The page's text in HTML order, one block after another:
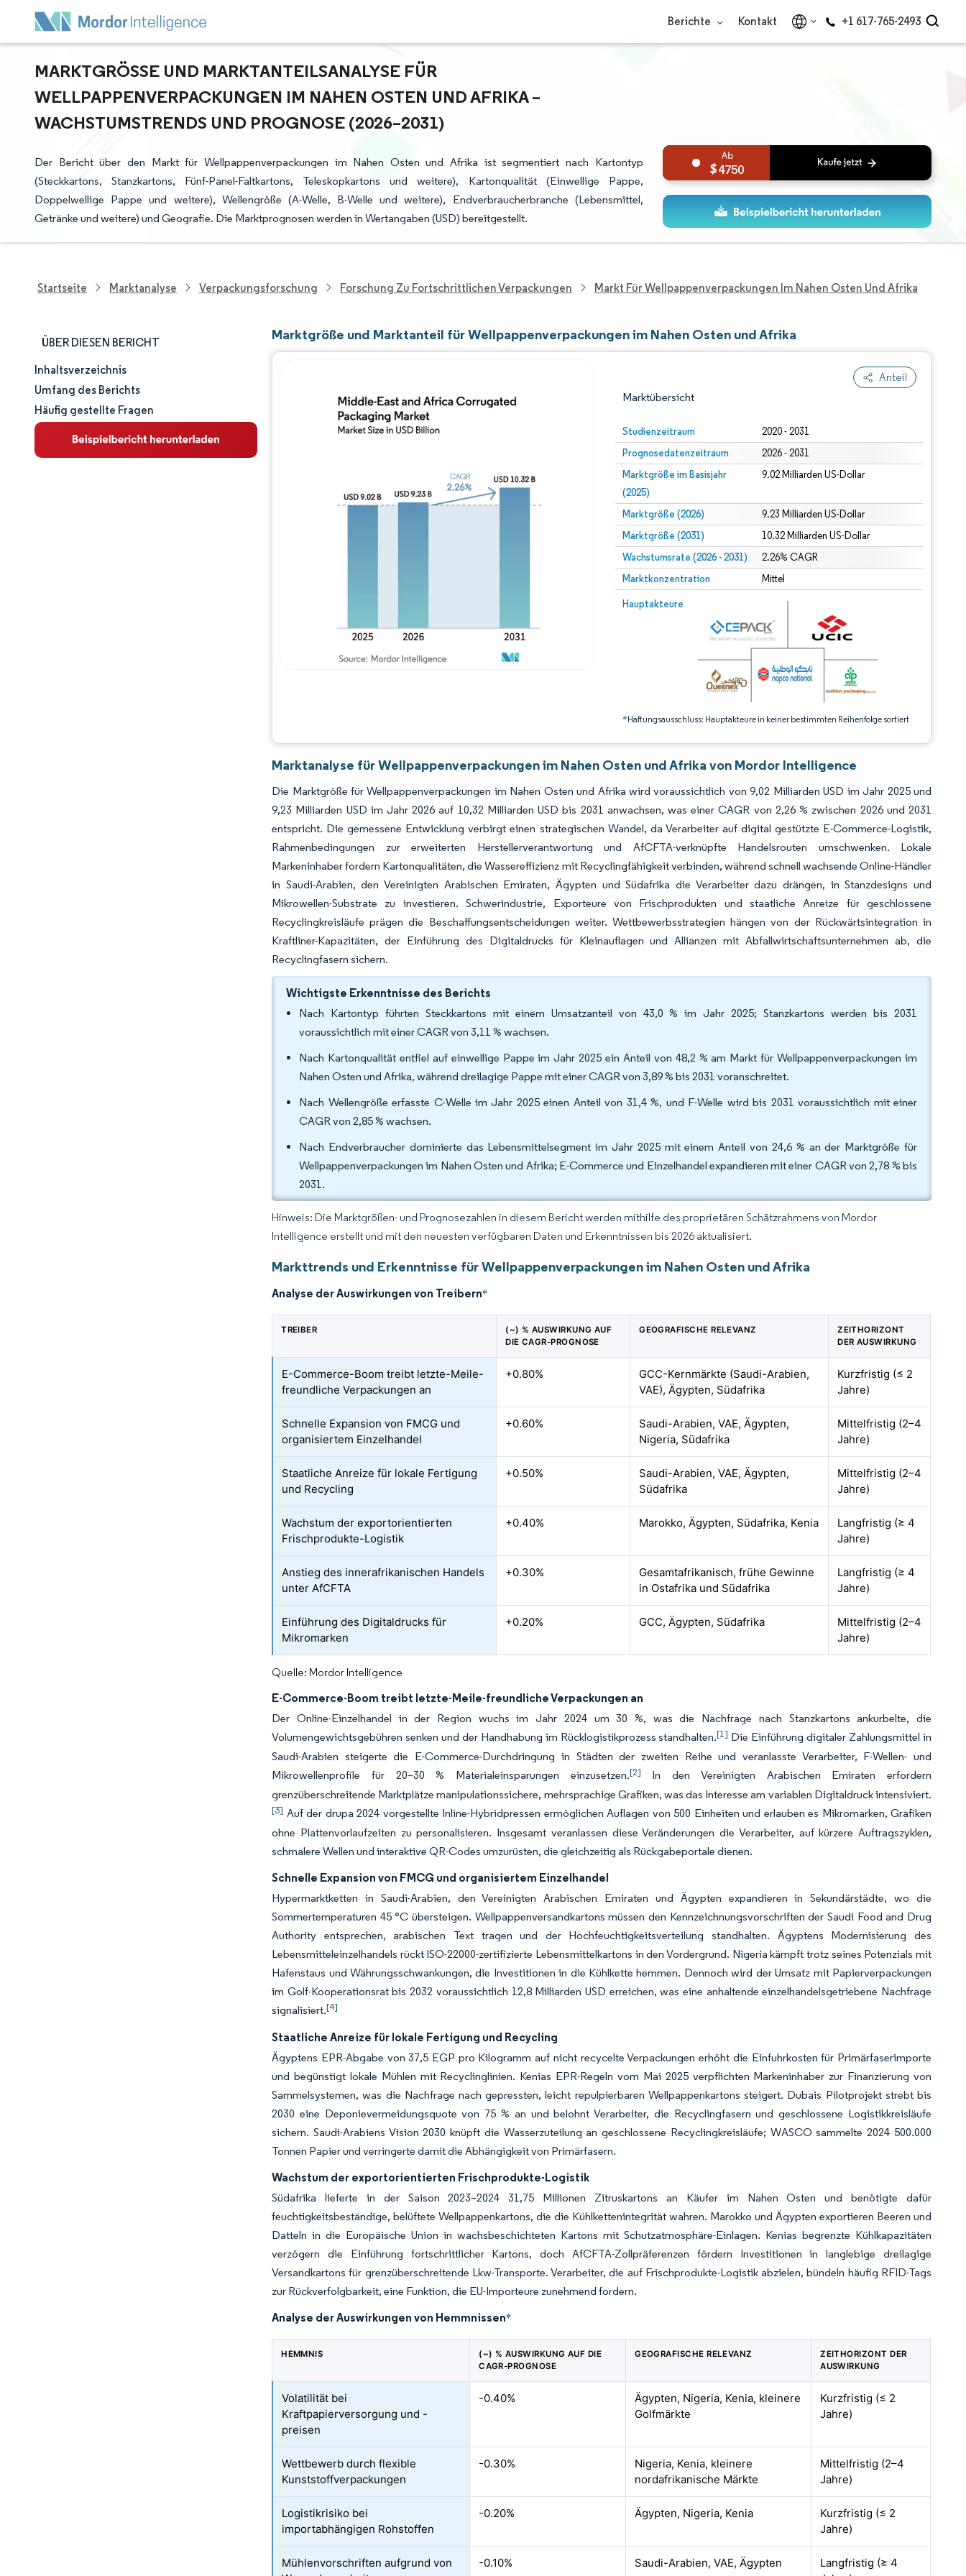
Berichte Kontakt +1 617-765-2493
MARKTGRÖSSE UND MARKTANTEILSANALYSE FÜR W
ELLPAPPENVERPACKUNGEN IM NAHEN OSTEN UND AFRIKA – W
ACHSTUMSTRENDS UND PROGNOSE (2026–2031)
Der Bericht über den Markt für Wellpappenverpackungen im Nahen Osten und Afrika ist segmentiert nach Kartontyp
(Steckkartons, Stanzkartons, Fünf-Panel-Faltkartons, Teleskopkartons und weitere), Kartonqualität (Einwellige Pappe,
Doppelwellige Pappe und weitere), Wellengröße (A-Welle, B-Welle und weitere), Endverbraucherbranche (Lebensmittel,
Getränke und weitere) und Geografie. Die Marktprognosen werden in Wertangaben (USD) bereitgestellt.
4750
Startseite Marktanalyse Verpackungsforschung Forschung Zu Fortschrittlichen Verpackungen Markt Für Wellpappenverpackungen Im Nahen Osten Und Afrika
ÜBER DIESEN BERICHT
Marktgröße und -anteil
Marktanalyse
Trends und Einblicke
Inhaltsverzeichnis
Umfang des Berichts
Häufig gestellte Fragen
Marktgröße und Marktanteil für Wellpappenverpackungen im Nahen Osten und Afrika
Anteil
Marktübersicht
Studienzeitraum 2020 - 2031
Prognosedatenzeitraum 2026 - 2031
Marktgröße im Basisjahr
(2025)
9.02 Milliarden US-Dollar
Marktgröße (2026) 9.23 Milliarden US-Dollar
Marktgröße (2031) 10.32 Milliarden US-Dollar
Wachstumsrate (2026 - 2031) 2.26% CAGR
Marktkonzentration Mittel
Hauptakteure
*Haftungsausschluss: Hauptakteure in keiner bestimmten Reihenfolge sortiert
Bild © Mordor Intelligence. Wiederverwendung erfordert Namensnennung gemäß CC BY 4.0.
Bild © Mordor Intelligence. Wiederverwendung erfordert Namensnennung gemäß CC BY 4.0.
Marktanalyse für Wellpappenverpackungen im Nahen Osten und Afrika von Mordor Intelligence
Die Marktgröße für Wellpappenverpackungen im Nahen Osten und Afrika wird voraussichtlich von 9,02 Milliarden USD im Jahr 2025 und
9,23 Milliarden USD im Jahr 2026 auf 10,32 Milliarden USD bis 2031 anwachsen, was einer CAGR von 2,26 % zwischen 2026 und 2031
entspricht. Die gemessene Entwicklung verbirgt einen strategischen Wandel, da Verarbeiter auf digital gestützte E-Commerce-Logistik,
Rahmenbedingungen zur erweiterten Herstellerverantwortung und AfCFTA-verknüpfte Handelsrouten umschwenken. Lokale
Markeninhaber fordern Kartonqualitäten, die Wassereffizienz mit Recyclingfähigkeit verbinden, während schnell wachsende Online-Händler
in Saudi-Arabien, den Vereinigten Arabischen Emiraten, Ägypten und Südafrika die Verarbeiter dazu drängen, in Stanzdesigns und
Mikrowellen-Substrate zu investieren. Schwerindustrie, Exporteure von Frischprodukten und staatliche Anreize für geschlossene
Recyclingkreisläufe prägen die Beschaffungsentscheidungen weiter. Wettbewerbsstrategien hängen von der Rückwärtsintegration in
Kraftliner-Kapazitäten, der Einführung des Digitaldrucks für Kleinauflagen und Allianzen mit Abfallwirtschaftsunternehmen ab, die
Recyclingfasern sichern.
Wichtigste Erkenntnisse des Berichts
Nach Kartontyp führten Steckkartons mit einem Umsatzanteil von 43,0 % im Jahr 2025; Stanzkartons werden bis 2031
voraussichtlich mit einer CAGR von 3,11 % wachsen.
Nach Kartonqualität entfiel auf einwellige Pappe im Jahr 2025 ein Anteil von 48,2 % am Markt für Wellpappenverpackungen im
Nahen Osten und Afrika, während dreilagige Pappe mit einer CAGR von 3,89 % bis 2031 voranschreitet.
Nach Wellengröße erfasste C-Welle im Jahr 2025 einen Anteil von 31,4 %, und F-Welle wird bis 2031 voraussichtlich mit einer
CAGR von 2,85 % wachsen.
Nach Endverbraucher dominierte das Lebensmittelsegment im Jahr 2025 mit einem Anteil von 24,6 % an der Marktgröße für
Wellpappenverpackungen im Nahen Osten und Afrika; E-Commerce und Einzelhandel expandieren mit einer CAGR von 2,78 % bis
2031.
Hinweis: Die Marktgrößen- und Prognosezahlen in diesem Bericht werden mithilfe des proprietären Schätzrahmens von Mordor
Intelligence erstellt und mit den neuesten verfügbaren Daten und Erkenntnissen bis 2026 aktualisiert.
Markttrends und Erkenntnisse für Wellpappenverpackungen im Nahen Osten und Afrika
Analyse der Auswirkungen von Treibern*
TREIBER
(~) % AUSWIRKUNG AUF
DIE CAGR-PROGNOSE
GEOGRAFISCHE RELEVANZ
ZEITHORIZONT
DER AUSWIRKUNG
E-Commerce-Boom treibt letzte-Meile-
freundliche Verpackungen an
+0.80%
GCC-Kernmärkte (Saudi-Arabien,
VAE), Ägypten, Südafrika
Kurzfristig (≤ 2
Jahre)
Schnelle Expansion von FMCG und
organisiertem Einzelhandel
+0.60%
Saudi-Arabien, VAE, Ägypten,
Nigeria, Südafrika
Mittelfristig (2–4
Jahre)
Staatliche Anreize für lokale Fertigung
und Recycling
+0.50%
Saudi-Arabien, VAE, Ägypten,
Südafrika
Mittelfristig (2–4
Jahre)
Wachstum der exportorientierten
Frischprodukte-Logistik
+0.40% Marokko, Ägypten, Südafrika, Kenia
Langfristig (≥ 4
Jahre)
Anstieg des innerafrikanischen Handels
unter AfCFTA
+0.30%
Gesamtafrikanisch, frühe Gewinne
in Ostafrika und Südafrika
Langfristig (≥ 4
Jahre)
Einführung des Digitaldrucks für
Mikromarken
+0.20% GCC, Ägypten, Südafrika
Mittelfristig (2–4
Jahre)
Quelle: Mordor Intelligence
E-Commerce-Boom treibt letzte-Meile-freundliche Verpackungen an
Der Online-Einzelhandel in der Region wuchs im Jahr 2024 um 30 %, was die Nachfrage nach Stanzkartons ankurbelte, die
Volumengewichtsgebühren senken und der Handhabung im Rücklogistikprozess standhalten.[1] Die Einführung digitaler Zahlungsmittel in
Saudi-Arabien steigerte die E-Commerce-Durchdringung in Städten der zweiten Reihe und veranlasste Verarbeiter, F-Wellen- und
Mikrowellenprofile für 20–30 % Materialeinsparungen einzusetzen.[2]
In den Vereinigten Arabischen Emiraten erfordern
grenzüberschreitende Marktplätze manipulationssichere, mehrsprachige Grafiken, was das Interesse am variablen Digitaldruck intensiviert.
[3] Auf der drupa 2024 vorgestellte Inline-Hybridpressen ermöglichen Auflagen von 500 Einheiten und erlauben es Mikromarken, Grafiken
ohne Plattenvorlaufzeiten zu personalisieren. Insgesamt veranlassen diese Veränderungen die Verarbeiter, auf kürzere Auftragszyklen,
schmalere Wellen und interaktive QR-Codes umzurüsten, die gleichzeitig als Rückgabeportale dienen.
Schnelle Expansion von FMCG und organisiertem Einzelhandel
Hypermarktketten in Saudi-Arabien, den Vereinigten Arabischen Emiraten und Ägypten expandieren in Sekundärstädte, wo die
Sommertemperaturen 45 °C übersteigen. Wellpappenversandkartons müssen den Kennzeichnungsvorschriften der Saudi Food and Drug
Authority entsprechen, arabischen Text tragen und der Hochfeuchtigkeitsverteilung standhalten. Ägyptens Modernisierung des
Lebensmitteleinzelhandels rückt ISO-22000-zertifizierte Lebensmittelkartons in den Vordergrund. Nigeria kämpft trotz seines Potenzials mit
Hafenstaus und Währungsschwankungen, die Investitionen in die Kühlkette hemmen. Dennoch wird der Umsatz mit Papierverpackungen
im Golf-Kooperationsrat bis 2032 voraussichtlich 12,8 Milliarden USD erreichen, was eine anhaltende einzelhandelsgetriebene Nachfrage
signalisiert.[4]
Staatliche Anreize für lokale Fertigung und Recycling
Ägyptens EPR-Abgabe von 37,5 EGP pro Kilogramm auf nicht recycelte Verpackungen erhöht die Einfuhrkosten für Primärfaserimporte
und begünstigt lokale Mühlen mit Recyclinglinien. Kenias EPR-Regeln vom Mai 2025 verpflichten Markeninhaber zur Finanzierung von
Sammelsystemen, was die Nachfrage nach gepressten, leicht repulpierbaren Wellpappenkartons steigert. Dubais Pilotprojekt strebt bis
2030 eine Deponievermeidungsquote von 75 % an und belohnt Verarbeiter, die Recyclingfasern und geschlossene Logistikkreisläufe
sichern. Saudi-Arabiens Vision 2030 knüpft die Wasserzuteilung an geschlossene Recyclingkreisläufe; WASCO sammelte 2024 500.000
Tonnen Papier und verringerte damit die Abhängigkeit von Primärfasern.
Wachstum der exportorientierten Frischprodukte-Logistik
Südafrika lieferte in der Saison 2023–2024 31,75 Millionen Zitruskartons an Käufer im Nahen Osten und benötigte dafür
feuchtigkeitsbeständige, belüftete Wellpappenkartons, die die Kühlkettenintegrität wahren. Marokko und Ägypten exportieren Beeren und
Datteln in die Europäische Union in wachsbeschichteten Kartons mit Schutzatmosphäre-Einlagen. Kenias begrenzte Kühlkapazitäten
verzögern die Einführung fortschrittlicher Kartons, doch AfCFTA-Zollpräferenzen fördern Investitionen in langlebige dreilagige
Versandkartons für grenzüberschreitende Lkw-Transporte. Verarbeiter, die auf Frischprodukte-Logistik abzielen, bündeln häufig RFID-Tags
zur Rückverfolgbarkeit, eine Funktion, die EU-Importeure zunehmend fordern.
Analyse der Auswirkungen von Hemmnissen*
HEMMNIS
(~) % AUSWIRKUNG AUF DIE
CAGR-PROGNOSE
GEOGRAFISCHE RELEVANZ
ZEITHORIZONT DER
AUSWIRKUNG
Volatilität bei
Kraftpapierversorgung und -
preisen
-0.40%
Ägypten, Nigeria, Kenia, kleinere
Golfmärkte
Kurzfristig (≤ 2
Jahre)
Wettbewerb durch flexible
Kunststoffverpackungen
-0.30%
Nigeria, Kenia, kleinere
nordafrikanische Märkte
Mittelfristig (2–4
Jahre)
Logistikrisiko bei
importabhängigen Rohstoffen
-0.20% Ägypten, Nigeria, Kenia
Kurzfristig (≤ 2
Jahre)
Mühlenvorschriften aufgrund von
-0.10% Saudi-Arabien, VAE, Ägypten
Langfristig (≥ 4